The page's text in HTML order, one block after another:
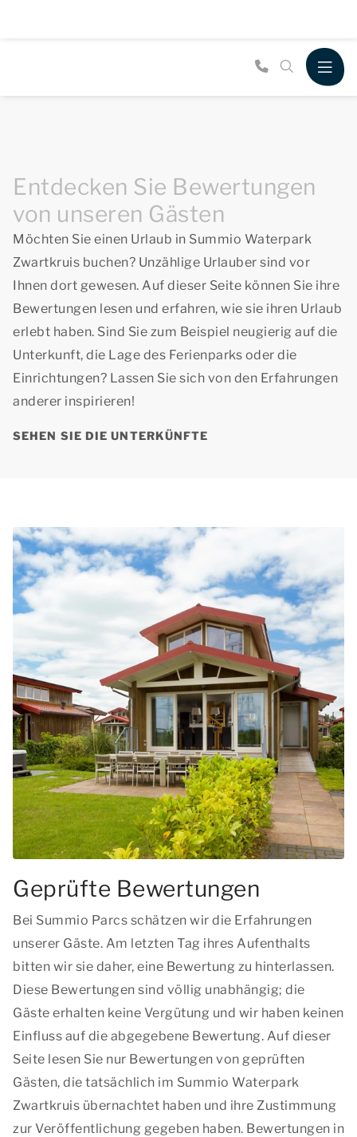
Entdecken Sie Bewertungen
von unseren Gästen
Möchten Sie einen Urlaub in Summio Waterpark
Zwartkruis buchen? Unzählige Urlauber sind vor
Ihnen dort gewesen. Auf dieser Seite können Sie ihre
Bewertungen lesen und erfahren, wie sie ihren Urlaub
erlebt haben. Sind Sie zum Beispiel neugierig auf die
Unterkunft, die Lage des Ferienparks oder die
Einrichtungen? Lassen Sie sich von den Erfahrungen
anderer inspirieren!
SEHEN SIE DIE UNTERKÜNFTE
Geprüfte Bewertungen
Bei Summio Parcs schätzen wir die Erfahrungen
unserer Gäste. Am letzten Tag ihres Aufenthalts
bitten wir sie daher, eine Bewertung zu hinterlassen.
Diese Bewertungen sind völlig unabhängig; die
Gäste erhalten keine Vergütung und wir haben keinen
Einfluss auf die abgegebene Bewertung. Auf dieser
Seite lesen Sie nur Bewertungen von geprüften
Gästen, die tatsächlich im Summio Waterpark
Zwartkruis übernachtet haben und ihre Zustimmung
zur Veröffentlichung gegeben haben. Bewertungen in